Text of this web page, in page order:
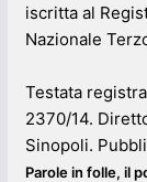
iscritta al
Nazionale
Testata
2370/14.
Sinopoli.
Parole in folle, il